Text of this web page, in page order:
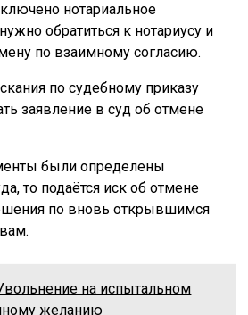
нотариальное
обратиться к нотариусу и
по взаимному согласию.
по судебному приказу
заявление в суд об отмене
были определены
то подаётся иск об отмене
по вновь открывшимся
на испытальном
желанию